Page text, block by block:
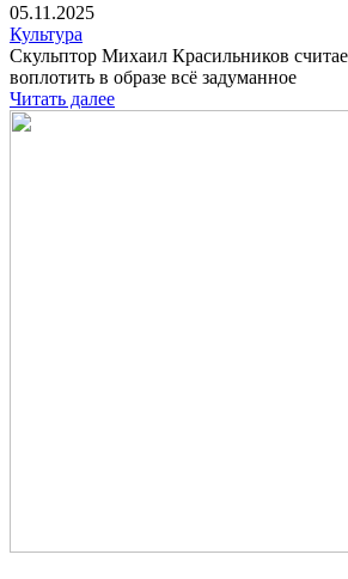
05.11.2025
Культура
Скульптор Михаил Красильников
воплотить в образе всё задуманное
Читать далее